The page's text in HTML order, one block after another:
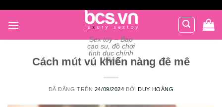
nội
Sex toy – Bao
cao su, đồ chơi
tình dục chính
hãng
Cách mút vú khiến nàng đê mê
ĐÃ ĐĂNG TRÊN 24/09/2024 BỞIDUY HOÀNG